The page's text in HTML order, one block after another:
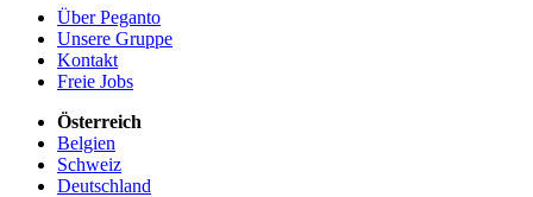
Über Peganto
Unsere Gruppe
Kontakt
Freie Jobs
Österreich
Belgien
Schweiz
Deutschland